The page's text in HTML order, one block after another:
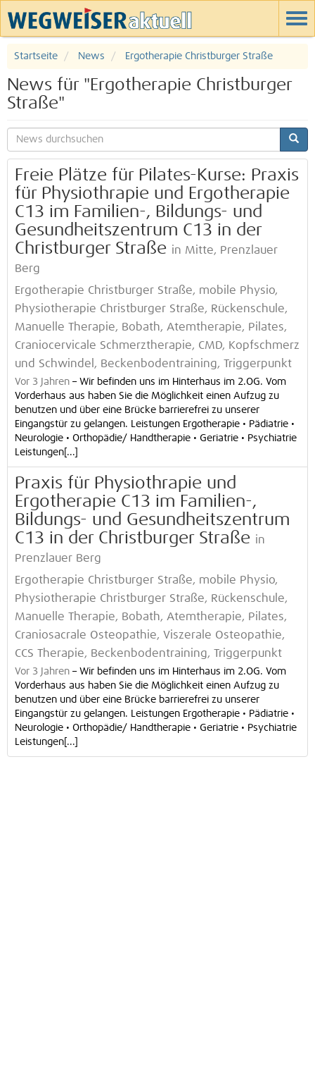
Startseite News Ergotherapie Christburger Straße
News für "Ergotherapie Christburger
Straße"
Freie Plätze für Pilates-Kurse: Praxis
für Physiothrapie und Ergotherapie
C13 im Familien-, Bildungs- und
Gesundheitszentrum C13 in der
Christburger Straße in Mitte, Prenzlauer
Berg
Ergotherapie Christburger Straße, mobile Physio,
Physiotherapie Christburger Straße, Rückenschule,
Manuelle Therapie, Bobath, Atemtherapie, Pilates,
Craniocervicale Schmerztherapie, CMD, Kopfschmerz
und Schwindel, Beckenbodentraining, Triggerpunkt
Vor 3 Jahren – Wir befinden uns im Hinterhaus im 2.OG. Vom
Vorderhaus aus haben Sie die Möglichkeit einen Aufzug zu
benutzen und über eine Brücke barrierefrei zu unserer
Eingangstür zu gelangen. Leistungen Ergotherapie • Pädiatrie •
Neurologie • Orthopädie/ Handtherapie • Geriatrie • Psychiatrie
Leistungen[...]
Praxis für Physiothrapie und
Ergotherapie C13 im Familien-,
Bildungs- und Gesundheitszentrum
C13 in der Christburger Straße in
Prenzlauer Berg
Ergotherapie Christburger Straße, mobile Physio,
Physiotherapie Christburger Straße, Rückenschule,
Manuelle Therapie, Bobath, Atemtherapie, Pilates,
Craniosacrale Osteopathie, Viszerale Osteopathie,
CCS Therapie, Beckenbodentraining, Triggerpunkt
Vor 3 Jahren – Wir befinden uns im Hinterhaus im 2.OG. Vom
Vorderhaus aus haben Sie die Möglichkeit einen Aufzug zu
benutzen und über eine Brücke barrierefrei zu unserer
Eingangstür zu gelangen. Leistungen Ergotherapie • Pädiatrie •
Neurologie • Orthopädie/ Handtherapie • Geriatrie • Psychiatrie
Leistungen[...]